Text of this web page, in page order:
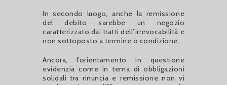
In secondo luogo, anche la remissione
del debito sarebbe un negozio
caratterizzato dai tratti dell’irrevocabilità e
non sottoposto a termine o condizione.
Ancora, l’orientamento in questione
evidenzia come in tema di obbligazioni
solidali tra rinuncia e remissione non vi